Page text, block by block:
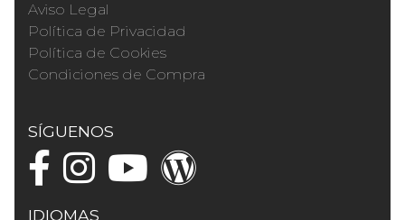
Aviso Legal
Política de Privacidad
Política de Cookies
Condiciones de Compra
SÍGUENOS
IDIOMAS